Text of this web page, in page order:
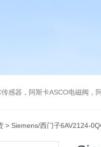
力士乐Rexroth泵，爱普EPRO传感器，穆格MOOG伺服
> Siemens/西门子6AV2124-